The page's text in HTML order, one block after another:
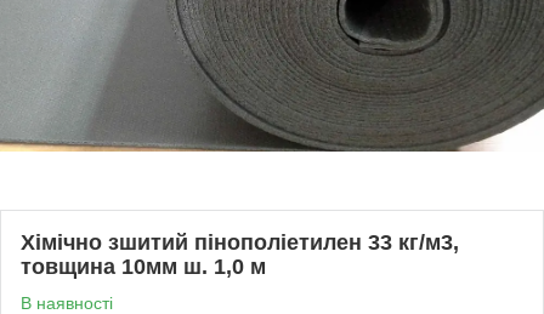
Хімічно зшитий пінополіетилен 33 кг/м3,
товщина 10мм ш. 1,0 м
В наявності